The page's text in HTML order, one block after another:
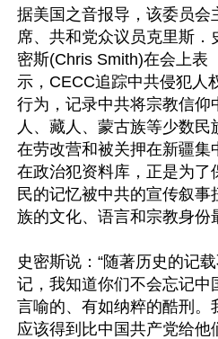
据美国之音报导，该委员会
席、共和党众议员克里斯．
密斯(Chris Smith)在会上表
示，CECC追踪中共侵犯人
行为，记录中共将宗教信仰
人、藏人、蒙古族等少数
在劳改营和被关押在新疆集
在政治犯资料库，正是为了
民的记忆被中共的宣传叙事
族的文化、语言和宗教身份
史密斯说：“随著历史的记
记，我知道你们不会忘记中
言喻的、有如纳粹的酷刑。
应该得到比中国共产党给他